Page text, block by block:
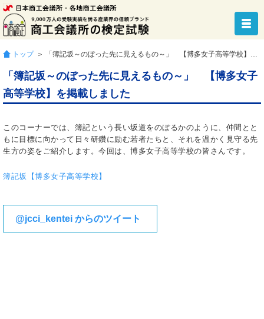
トップ ＞ 「簿記坂～のぼった先に見えるもの～」 【博多女子高等学校】を掲載しました
「簿記坂～のぼった先に見えるもの～」 【博多女子
高等学校】を掲載しました
このコーナーでは、簿記という長い坂道をのぼるかのように、仲間とと
もに目標に向かって日々研鑽に励む若者たちと、それを温かく見守る先
生方の姿をご紹介します。今回は、博多女子高等学校の皆さんです。
簿記坂【博多女子高等学校】
@jcci_kentei からのツイート